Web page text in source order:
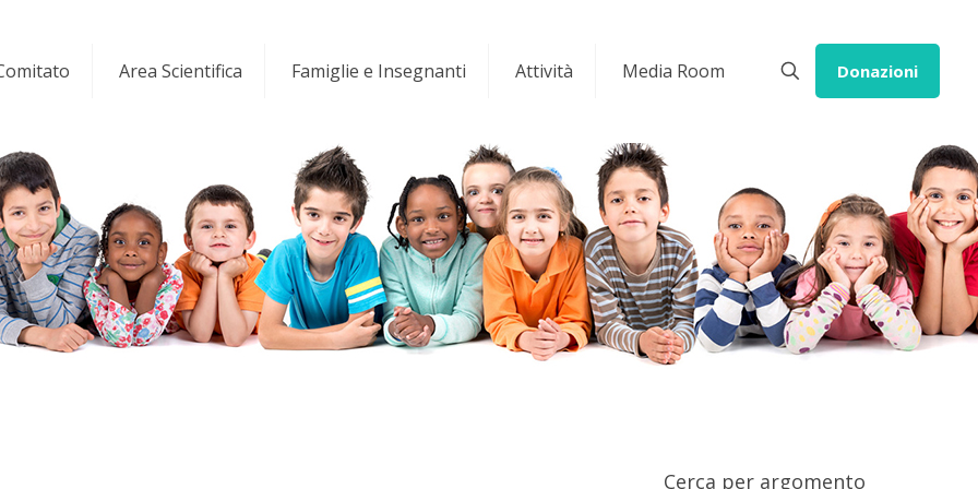
Area Scientifica Famiglie e Insegnanti Attività Media Room Donazioni
Cerca per argomento